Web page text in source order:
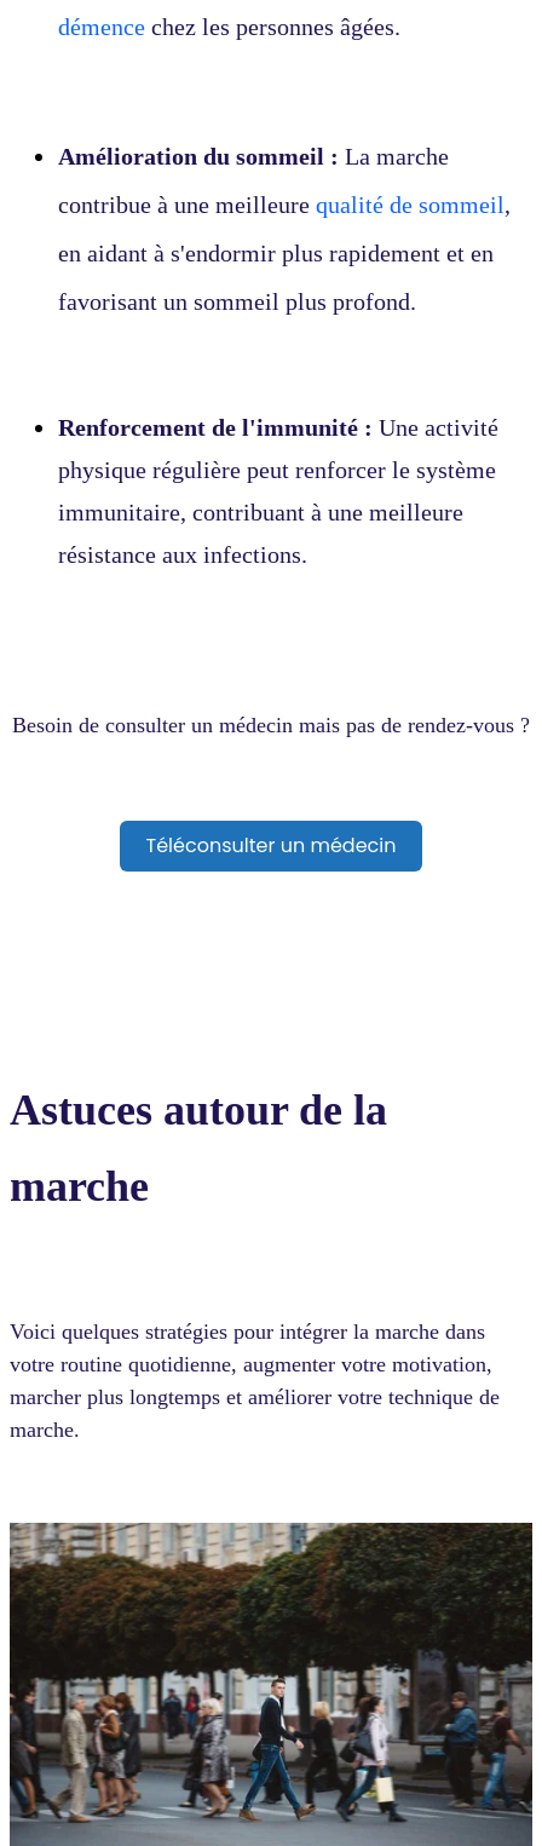
démence chez les personnes âgées.
Amélioration du sommeil : La marche
contribue à une meilleure qualité de sommeil,
en aidant à s'endormir plus rapidement et en
favorisant un sommeil plus profond.
Renforcement de l'immunité : Une activité
physique régulière peut renforcer le système
immunitaire, contribuant à une meilleure
résistance aux infections.
Besoin de consulter un médecin mais pas de rendez-vous ?
Astuces autour de la
marche
Voici quelques stratégies pour intégrer la marche dans
votre routine quotidienne, augmenter votre motivation,
marcher plus longtemps et améliorer votre technique de
marche.